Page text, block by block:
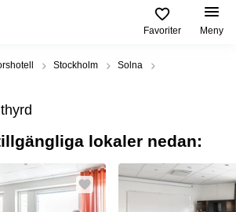
Favoriter Meny
Stockholm
Solna
lokaler nedan: